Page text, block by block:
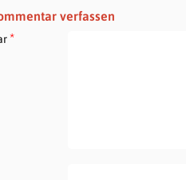
verfassen
*